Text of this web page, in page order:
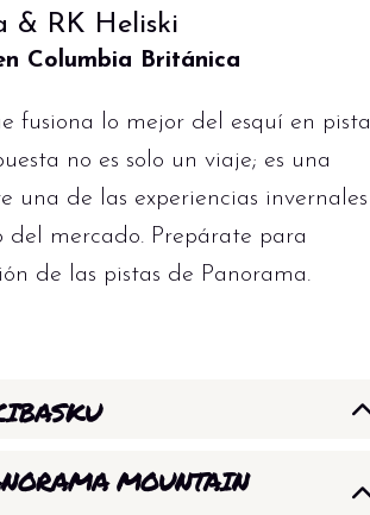
& RK Heliski
Columbia Británica
fusiona lo mejor del esquí en pista
no es solo un viaje; es una
de las experiencias invernales
mercado. Prepárate para
de las pistas de Panorama.
viajes, Giora Gilead Elenberg y
. Este programa a Panorama y
MOUNTAIN